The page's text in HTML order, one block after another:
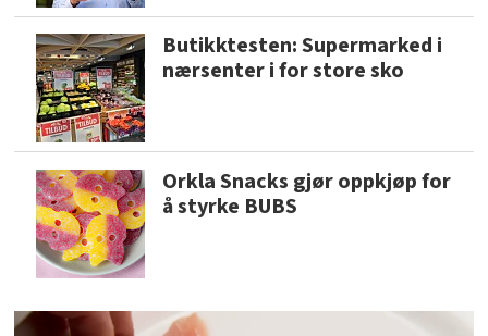
Butikktesten: Supermarked i
nærsenter i for store sko
Orkla Snacks gjør oppkjøp for
å styrke BUBS